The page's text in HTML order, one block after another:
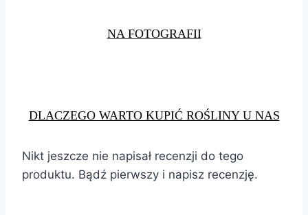
NA FOTOGRAFII
DLACZEGO WARTO KUPIĆ ROŚLINY U NAS
Nikt jeszcze nie napisał recenzji do tego
produktu. Bądź pierwszy i napisz recenzję.